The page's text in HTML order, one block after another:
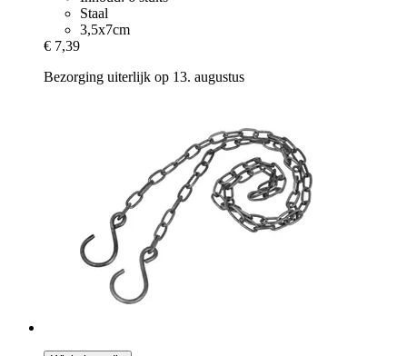
Staal
3,5x7cm
€ 7,39
Bezorging uiterlijk op 13. augustus